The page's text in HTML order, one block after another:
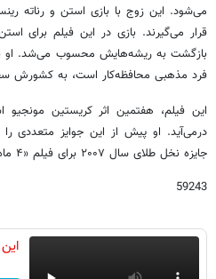
می‌شود. این زوج با بازی استن و رناته
قرار می‌گیرند. بازی در این فیلم برای
بازگشت به ریشه‌هایش محسوب می‌شد. او
فرد مذهبی محافظه‌کار است، به کشورش
این فیلم، هفتمین اثر کریستین
درمی‌آید. او پیش از این جوایز متعددی
جایزه نخل طلای سال ۲۰۰۷ برای فیلم «۴ ماه، ۳ هفته و ۲ روز» بود.
59243